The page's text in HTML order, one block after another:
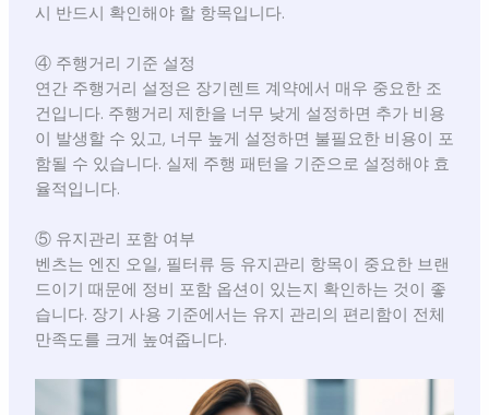
시 반드시 확인해야 할 항목입니다.
④ 주행거리 기준 설정
연간 주행거리 설정은 장기렌트 계약에서 매우 중요한 조
건입니다. 주행거리 제한을 너무 낮게 설정하면 추가 비용
이 발생할 수 있고, 너무 높게 설정하면 불필요한 비용이 포
함될 수 있습니다. 실제 주행 패턴을 기준으로 설정해야 효
율적입니다.
⑤ 유지관리 포함 여부
벤츠는 엔진 오일, 필터류 등 유지관리 항목이 중요한 브랜
드이기 때문에 정비 포함 옵션이 있는지 확인하는 것이 좋
습니다. 장기 사용 기준에서는 유지 관리의 편리함이 전체
만족도를 크게 높여줍니다.